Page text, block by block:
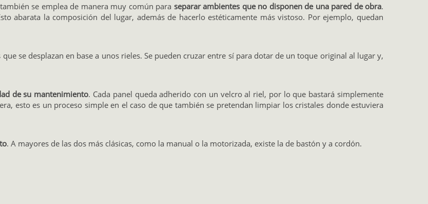
se emplea de manera muy común para separar ambientes que no disponen de una pared de obra.
abarata la composición del lugar, además de hacerlo estéticamente más vistoso. Por ejemplo, quedan
se desplazan en base a unos rieles. Se pueden cruzar entre sí para dotar de un toque original al lugar y,
de su mantenimiento. Cada panel queda adherido con un velcro al riel, por lo que bastará simplemente
esto es un proceso simple en el caso de que también se pretendan limpiar los cristales donde estuviera
. A mayores de las dos más clásicas, como la manual o la motorizada, existe la de bastón y a cordón.